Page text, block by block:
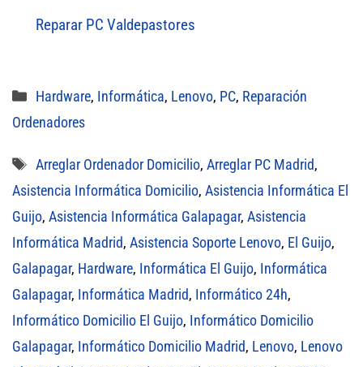
Reparar PC Valdepastores
Categorías
Hardware, Informática, Lenovo, PC, Reparación
Ordenadores
Etiquetas
Arreglar Ordenador Domicilio, Arreglar PC Madrid,
Asistencia Informática Domicilio, Asistencia Informática El
Guijo, Asistencia Informática Galapagar, Asistencia
Informática Madrid, Asistencia Soporte Lenovo, El Guijo,
Galapagar, Hardware, Informática El Guijo, Informática
Galapagar, Informática Madrid, Informático 24h,
Informático Domicilio El Guijo, Informático Domicilio
Galapagar, Informático Domicilio Madrid, Lenovo, Lenovo